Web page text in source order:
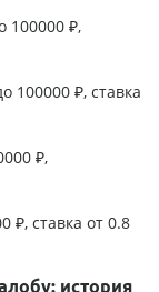
100000 ₽,
100000 ₽, ставка
₽,
₽, ставка от 0.8
история